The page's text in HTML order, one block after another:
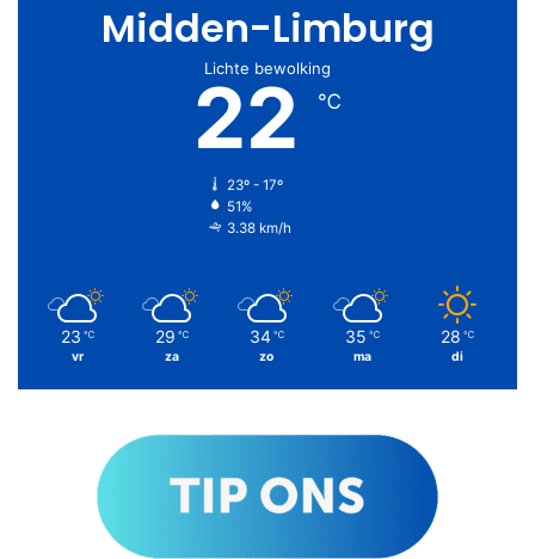
Midden-Limburg
Lichte bewolking
22 ℃
23º - 17º
51%
3.38 km/h
23 ℃
vr
29 ℃
za
34 ℃
zo
35 ℃
ma
28 ℃
di